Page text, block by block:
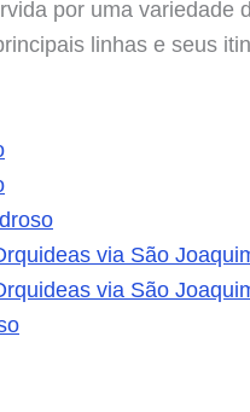
por uma variedade
linhas e seus
via São
via São